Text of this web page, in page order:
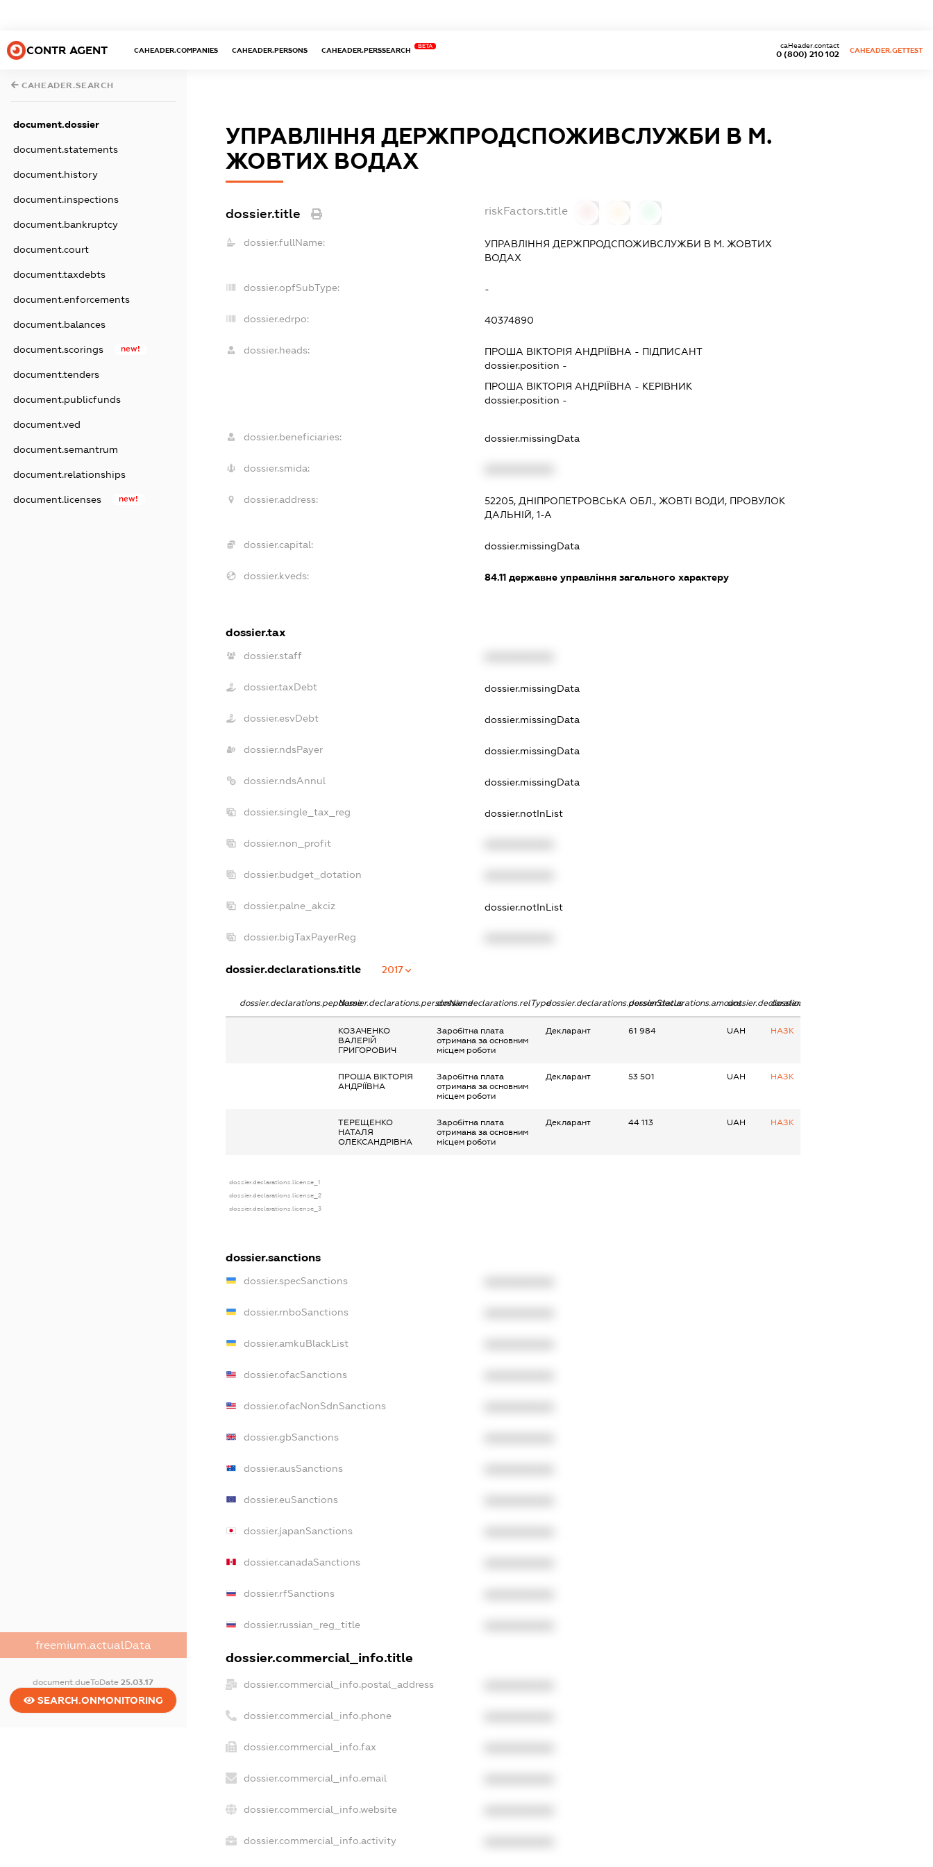
CONTR AGENT CAHEADER.COMPANIES CAHEADER.PERSONS CAHEADER.PERSSEARCH
BETA
0 (800) 210 102
caHeader.contact
CAHEADER.GETTEST
CAHEADER.SEARCH
document.dossier
document.statements
document.history
document.inspections
document.bankruptcy
document.court
document.taxdebts
document.enforcements
document.balances
document.scorings new!
document.tenders
document.publicfunds
document.ved
document.semantrum
document.relationships
document.licenses new!
freemium.actualData
document.dueToDate25.03.17
SEARCH.ONMONITORING
УПРАВЛІННЯ ДЕРЖПРОДСПОЖИВСЛУЖБИ В М.
ЖОВТИХ ВОДАХ
dossier.title riskFactors.title
dossier.fullName:
УПРАВЛІННЯ ДЕРЖПРОДСПОЖИВСЛУЖБИ В М. ЖОВТИХ
ВОДАХ
dossier.opfSubType: -
dossier.edrpo: 40374890
dossier.heads: ПРОША ВІКТОРІЯ АНДРІЇВНА - ПІДПИСАНТ
dossier.position -
ПРОША ВІКТОРІЯ АНДРІЇВНА - КЕРІВНИК
dossier.position -
dossier.beneficiaries: dossier.missingData
dossier.smida:
dossier.address:
52205, ДНІПРОПЕТРОВСЬКА ОБЛ., ЖОВТІ ВОДИ, ПРОВУЛОК
ДАЛЬНІЙ, 1-А
dossier.capital: dossier.missingData
dossier.kveds: 84.11державне управління загального характеру
dossier.tax
dossier.staff
dossier.taxDebt dossier.missingData
dossier.esvDebt dossier.missingData
dossier.ndsPayer dossier.missingData
dossier.ndsAnnul dossier.missingData
dossier.single_tax_reg dossier.notInList
dossier.non_profit
dossier.budget_dotation
dossier.palne_akciz dossier.notInList
dossier.bigTaxPayerReg
dossier.declarations.title 2017
dossier.declarations.pepNamedossier.declarations.personNamedossier.declarations.relTypedossier.declarations.personStatusdossier.declarations.amountdossier.declarations.currency
dossier.declarations.source
КОЗАЧЕНКО
ВАЛЕРІЙ
ГРИГОРОВИЧ
Заробітна плата
отримана за основним
місцем роботи
Декларант 61 984 UAH НАЗК
ПРОША ВІКТОРІЯ
АНДРІЇВНА
Заробітна плата
отримана за основним
місцем роботи
Декларант 53 501 UAH НАЗК
ТЕРЕЩЕНКО
НАТАЛЯ
ОЛЕКСАНДРІВНА
Заробітна плата
отримана за основним
місцем роботи
Декларант 44 113 UAH НАЗК
dossier.declarations.license_1
dossier.declarations.license_2
dossier.declarations.license_3
dossier.sanctions
dossier.specSanctions
dossier.rnboSanctions
dossier.amkuBlackList
dossier.ofacSanctions
dossier.ofacNonSdnSanctions
dossier.gbSanctions
dossier.ausSanctions
dossier.euSanctions
dossier.japanSanctions
dossier.canadaSanctions
dossier.rfSanctions
dossier.russian_reg_title
dossier.commercial_info.title
dossier.commercial_info.postal_address
dossier.commercial_info.phone
dossier.commercial_info.fax
dossier.commercial_info.email
dossier.commercial_info.website
dossier.commercial_info.activity